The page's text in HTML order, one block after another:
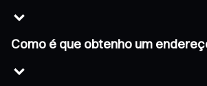
Como é que obtenho um